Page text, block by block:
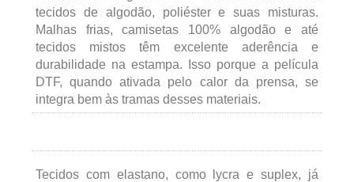
tecidos de algodão, poliéster e suas misturas.
Malhas frias, camisetas 100% algodão e até
tecidos mistos têm excelente aderência e
durabilidade na estampa. Isso porque a película
DTF, quando ativada pelo calor da prensa, se
integra bem às tramas desses materiais.
Tecidos com elastano, como lycra e suplex, já